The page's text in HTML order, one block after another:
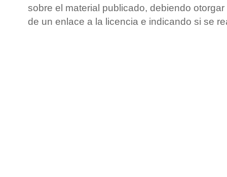
sobre el material publicado, debiendo
de un enlace a la licencia e indicando si se